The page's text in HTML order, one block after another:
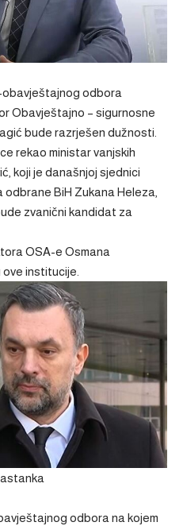
obavještajnog odbora
Obavještajno – sigurnosne
bude razrješen dužnosti.
rekao ministar vanjskih
koji je današnjoj sjednici
BiH Zukana Heleza,
zvanični kandidat za
OSA-e Osmana
institucije.
odbora na kojem